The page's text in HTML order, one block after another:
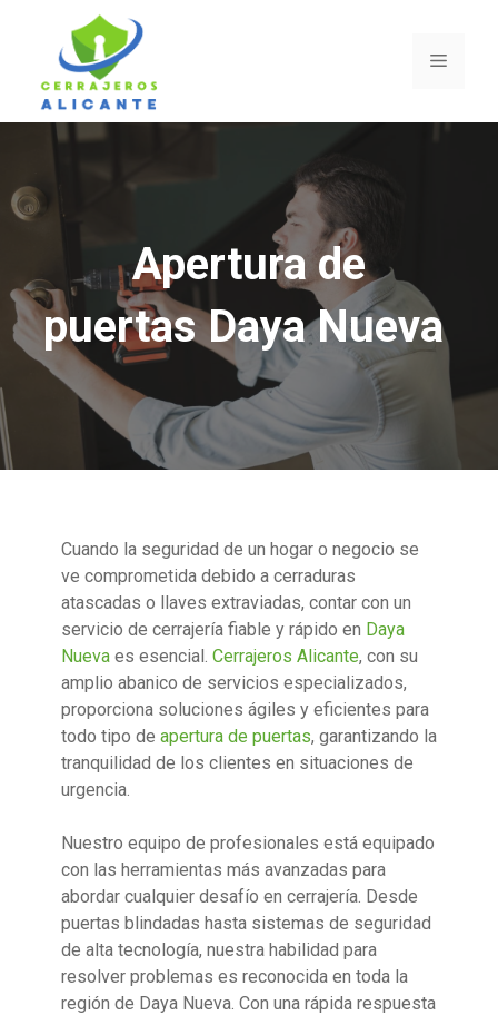
contenido
Menú
Apertura de
puertas Daya Nueva
Cuando la seguridad de un hogar o negocio se
ve comprometida debido a cerraduras
atascadas o llaves extraviadas, contar con un
servicio de cerrajería fiable y rápido en Daya
Nueva es esencial. Cerrajeros Alicante, con su
amplio abanico de servicios especializados,
proporciona soluciones ágiles y eficientes para
todo tipo de apertura de puertas, garantizando la
tranquilidad de los clientes en situaciones de
urgencia.
Nuestro equipo de profesionales está equipado
con las herramientas más avanzadas para
abordar cualquier desafío en cerrajería. Desde
puertas blindadas hasta sistemas de seguridad
de alta tecnología, nuestra habilidad para
resolver problemas es reconocida en toda la
región de Daya Nueva. Con una rápida respuesta